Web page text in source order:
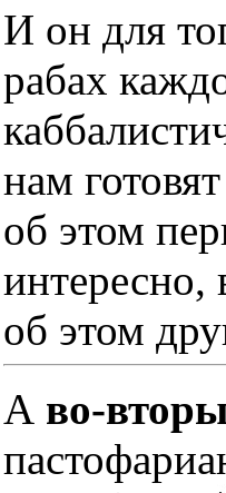
И он для
рабах
нам
об этом
интересно,
об этом
А во-